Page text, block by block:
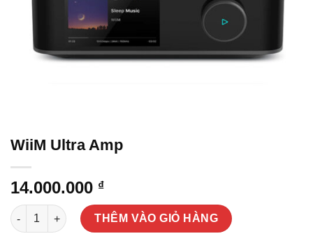
WiiM Ultra Amp
14.000.000 ₫
WiiM Ultra Amp số lượng
THÊM VÀO GIỎ HÀNG